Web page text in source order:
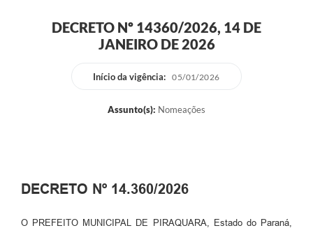
DECRETO Nº 14360/2026, 14 DE
JANEIRO DE 2026
Início da vigência: 05/01/2026
Assunto(s): Nomeações
DECRETO Nº 14.360/2026
O PREFEITO MUNICIPAL DE PIRAQUARA, Estado do Paraná,